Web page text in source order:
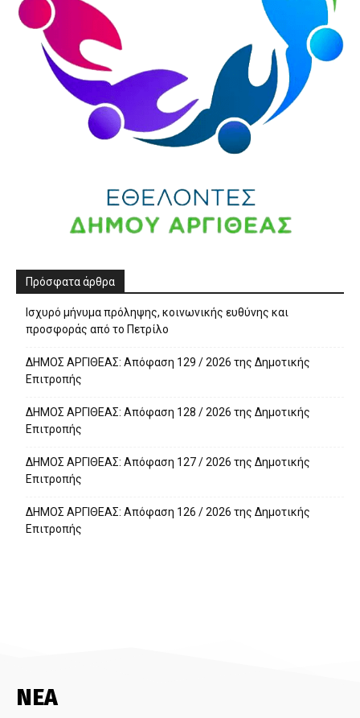
Πρόσφατα άρθρα
Ισχυρό μήνυμα πρόληψης, κοινωνικής ευθύνης και
προσφοράς από το Πετρίλο
ΔΗΜΟΣ ΑΡΓΙΘΕΑΣ: Απόφαση 129 / 2026 της Δημοτικής
Επιτροπής
ΔΗΜΟΣ ΑΡΓΙΘΕΑΣ: Απόφαση 128 / 2026 της Δημοτικής
Επιτροπής
ΔΗΜΟΣ ΑΡΓΙΘΕΑΣ: Απόφαση 127 / 2026 της Δημοτικής
Επιτροπής
ΔΗΜΟΣ ΑΡΓΙΘΕΑΣ: Απόφαση 126 / 2026 της Δημοτικής
Επιτροπής
ΝΕΑ